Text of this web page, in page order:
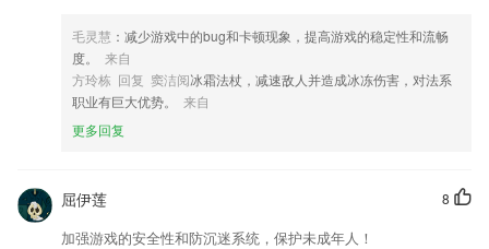
毛灵慧 ：减少游戏中的bug和卡顿现象，提高游戏的稳定性和流畅
度。
来自
方玲栋 回复 窦洁阅冰霜法杖，减速敌人并造成冰冻伤害，对法系
职业有巨大优势。
来自
更多回复
8
屈伊莲
加强游戏的安全性和防沉迷系统，保护未成年人！